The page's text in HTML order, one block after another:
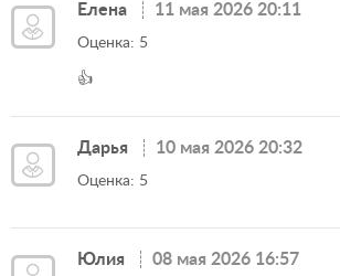
Елена 11 мая 2026 20:11
Оценка: 5
👍
Дарья 10 мая 2026 20:32
Оценка: 5
Юлия 08 мая 2026 16:57